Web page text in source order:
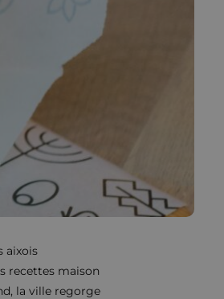
aixois
recettes maison
la ville regorge